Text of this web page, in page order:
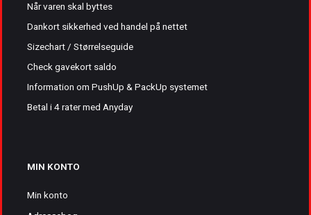
Når varen skal byttes
Dankort sikkerhed ved handel på nettet
Sizechart / Størrelseguide
Check gavekort saldo
Information om PushUp & PackUp systemet
Betal i 4 rater med Anyday
MIN KONTO
Min konto